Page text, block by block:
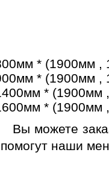
* (1900мм ,
* (1900мм ,
* (1900мм
* (1900мм
Вы можете
помогут наши